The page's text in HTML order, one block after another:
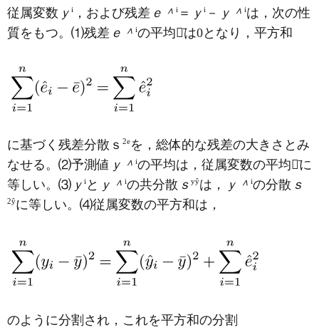
従属変数 ｙ i ，および残差 ｅ＾ i ＝ ｙ i － ｙ＾ iは，次の性
質をもつ。⑴残差 ｅ＾ iの平均ｅ̄は0となり，平方和
に基づく残差分散ｓ 2eを，総体的な残差の大きさとみ
なせる。⑵予測値 ｙ＾ iの平均は，従属変数の平均ｙ̄に
等しい。⑶ ｙ i と ｙ＾ iの共分散 ｓ yŷは， ｙ＾ iの分散 ｓ
2ŷに等しい。⑷従属変数の平方和は，
のように分割され，これを平方和の分割